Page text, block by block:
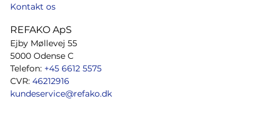
Kontakt os
REFAKO ApS
Ejby Møllevej 55
5000 Odense C
Telefon: +45 6612 5575
CVR: 46212916
kundeservice@refako.dk